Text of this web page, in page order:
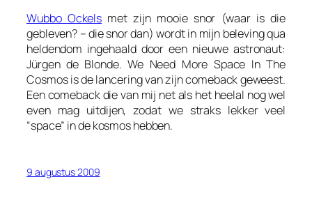
Wubbo Ockels met zijn mooie snor (waar is die
gebleven? – die snor dan) wordt in mijn beleving qua
heldendom ingehaald door een nieuwe astronaut:
Jürgen de Blonde. We Need More Space In The
Cosmos is de lancering van zijn comeback geweest.
Een comeback die van mij net als het heelal nog wel
even mag uitdijen, zodat we straks lekker veel
“space” in de kosmos hebben.
9 augustus 2009